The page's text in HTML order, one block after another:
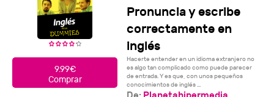
9.99€
Comprar
Pronuncia y escribe
correctamente en
inglés
Hacerte entender en un idioma extranjero no
es algo tan complicado como puede parecer
de entrada. Y es que, con unos pequeños
conocimientos de inglés ...